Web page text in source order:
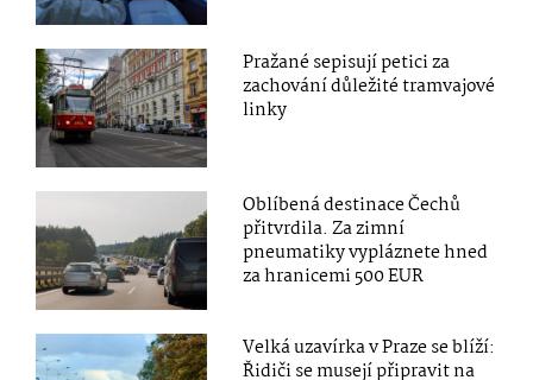
Pražané sepisují petici za
zachování důležité tramvajové
linky
Oblíbená destinace Čechů
přitvrdila. Za zimní
pneumatiky vypláznete hned
za hranicemi 500 EUR
Velká uzavírka v Praze se blíží:
Řidiči se musejí připravit na